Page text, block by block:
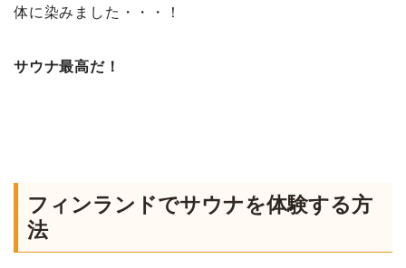
体に染みました・・・！
サウナ最高だ！
フィンランドでサウナを体験する方
法